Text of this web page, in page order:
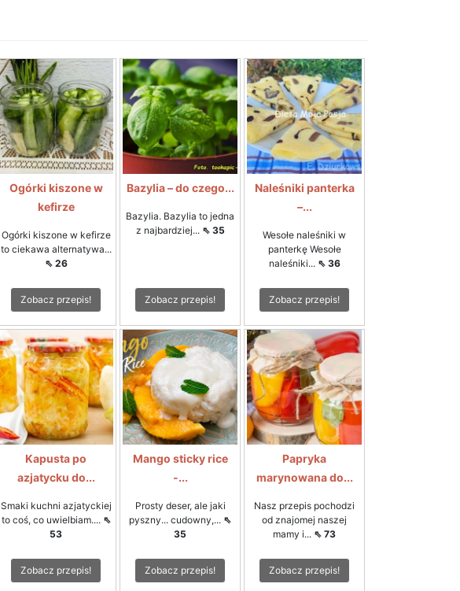
Ogórki kiszone w
kefirze
Ogórki kiszone w kefirze
to ciekawa alternatywa...
⇖ 26
Zobacz przepis!
Bazylia – do czego...
Bazylia. Bazylia to jedna
z najbardziej... ⇖ 35
Zobacz przepis!
Naleśniki panterka
–...
Wesołe naleśniki w
panterkę Wesołe
naleśniki... ⇖ 36
Zobacz przepis!
Kapusta po
azjatycku do...
Smaki kuchni azjatyckiej
to coś, co uwielbiam.... ⇖
53
Zobacz przepis!
Mango sticky rice
-...
Prosty deser, ale jaki
pyszny... cudowny,... ⇖
35
Zobacz przepis!
Papryka
marynowana do...
Nasz przepis pochodzi
od znajomej naszej
mamy i... ⇖ 73
Zobacz przepis!